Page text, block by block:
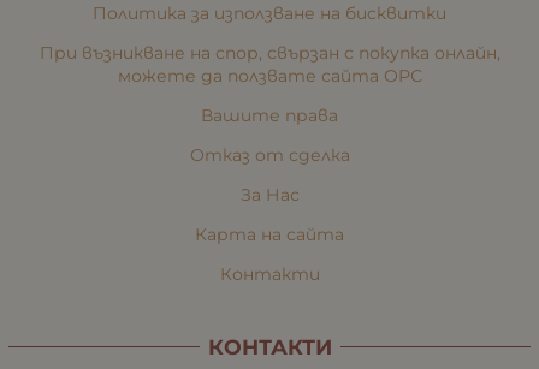
Политика за използване на бисквитки
При възникване на спор, свързан с покупка онлайн,
можете да ползвате сайта ОРС
Вашите права
Отказ от сделка
За Нас
Карта на сайта
Контакти
КОНТАКТИ